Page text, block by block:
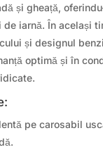
și gheață,
iarnă. În același
și designul
optimă și în
pe carosabil